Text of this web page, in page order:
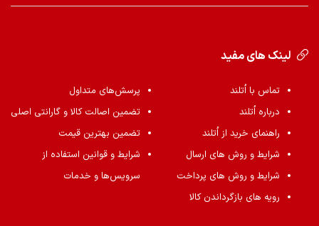
لینک های مفید
تماس با اُتلند
درباره اُتلند
راهنمای خرید از اُتلند
شرایط و روش های ارسال
شرایط و روش های پرداخت
رویه های بازگرداندن کالا
پرسش‌های متداول
تضمین اصالت کالا و گارانتی اصلی
تضمین بهترین قیمت
شرایط و قوانین استفاده از
سرویس‌ها و خدمات